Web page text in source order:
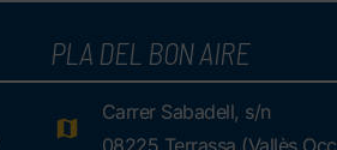
PLA DEL BON AIRE
Carrer Sabadell, s/n